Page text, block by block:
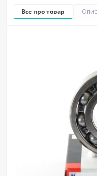
Все про товар Опис